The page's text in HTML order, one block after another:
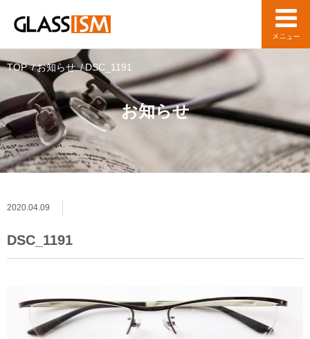
お知らせ
TOP お知らせ DSC_1191
2020.04.09
DSC_1191